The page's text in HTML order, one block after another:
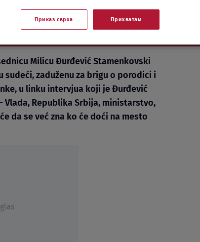
Milicu Đurđević Stamenkovski
zaduženu za brigu o porodici i
u linku intervjua koji je Đurđević
Republika Srbija, ministarstvo,
da se već zna ko će doći na mesto
Приказ сврха Прихватам